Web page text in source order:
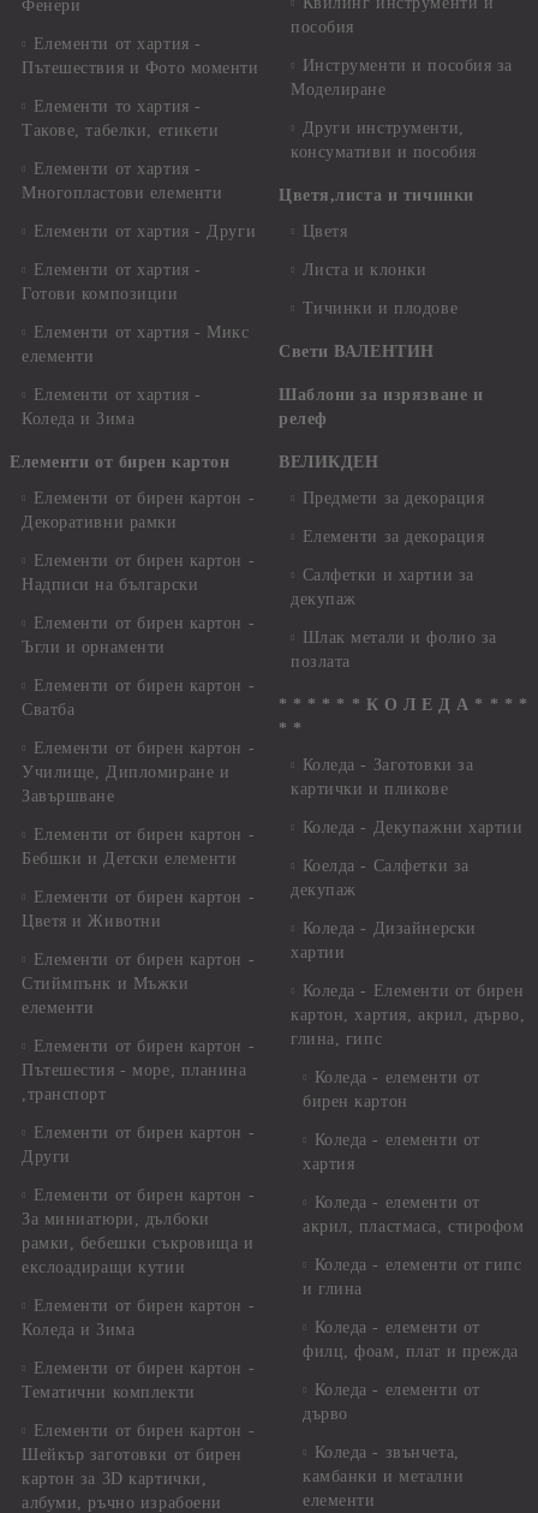
Фенери
Елементи от хартия -
Пътешествия и Фото моменти
Елементи то хартия -
Такове, табелки, етикети
Елементи от хартия -
Многопластови елементи
Елементи от хартия - Други
Елементи от хартия -
Готови композиции
Елементи от хартия - Микс
елементи
Елементи от хартия -
Коледа и Зима
Елементи от бирен картон
Елементи от бирен картон -
Декоративни рамки
Елементи от бирен картон -
Надписи на български
Елементи от бирен картон -
Ъгли и орнаменти
Елементи от бирен картон -
Сватба
Елементи от бирен картон -
Училище, Дипломиране и
Завършване
Елементи от бирен картон -
Бебшки и Детски елементи
Елементи от бирен картон -
Цветя и Животни
Елементи от бирен картон -
Стиймпънк и Мъжки
елементи
Елементи от бирен картон -
Пътешестия - море, планина
,транспорт
Елементи от бирен картон -
Други
Елементи от бирен картон -
За миниатюри, дълбоки
рамки, бебешки съкровища и
екслоадиращи кутии
Елементи от бирен картон -
Коледа и Зима
Елементи от бирен картон -
Тематични комплекти
Елементи от бирен картон -
Шейкър заготовки от бирен
картон за 3D картички,
албуми, ръчно израбоени
пособия
Инструменти и пособия за
Моделиране
Други инструменти,
консумативи и пособия
Цветя,листа и тичинки
Цветя
Листа и клонки
Тичинки и плодове
Свети ВАЛЕНТИН
Шаблони за изрязване и
релеф
ВЕЛИКДЕН
Предмети за декорация
Елементи за декорация
Салфетки и хартии за
декупаж
Шлак метали и фолио за
позлата
* * * * * * К О Л Е Д А * * * *
* *
Коледа - Заготовки за
картички и пликове
Коледа - Декупажни хартии
Коелда - Салфетки за
декупаж
Коледа - Дизайнерски
хартии
Коледа - Eлементи от бирен
картон, хартия, акрил, дърво,
глина, гипс
Коледа - елементи от
бирен картон
Коледа - елементи от
хартия
Коледа - елементи от
акрил, пластмаса, стирофом
Коледа - елементи от гипс
и глина
Коледа - елементи от
филц, фоам, плат и прежда
Коледа - елементи от
дърво
Коледа - звънчета,
камбанки и метални
елементи